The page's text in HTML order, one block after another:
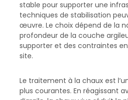
stable pour supporter une
techniques de stabilisation
œuvre. Le choix dépend de la
profondeur de la couche
supporter et des contraintes
site.
Le traitement à la chaux est
plus courantes. En réagissant